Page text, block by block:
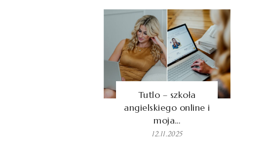
Tutlo – szkoła
angielskiego online i
moja…
12.11.2025